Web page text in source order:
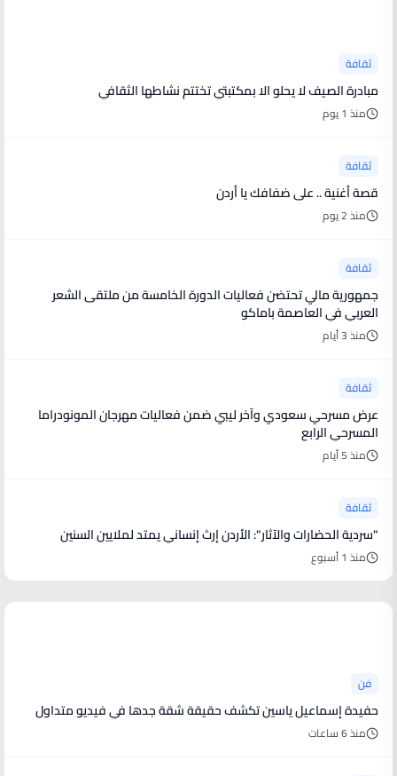
ثقافة
مبادرة الصيف لا يحلو الا بمكتبتي تختتم نشاطها الثقافي
منذ 1 يوم
ثقافة
قصة أغنية .. على ضفافك يا أردن
منذ 2 يوم
ثقافة
جمهورية مالي تحتضن فعاليات الدورة الخامسة من ملتقى الشعر
العربي في العاصمة باماكو
منذ 3 أيام
ثقافة
عرض مسرحي سعودي وآخر ليبي ضمن فعاليات مهرجان المونودراما
المسرحي الرابع
منذ 5 أيام
ثقافة
"سردية الحضارات والآثار": الأردن إرث إنساني يمتد لملايين السنين
منذ 1 أسبوع
فن
حفيدة إسماعيل ياسين تكشف حقيقة شقة جدها في فيديو متداول
منذ 6 ساعات